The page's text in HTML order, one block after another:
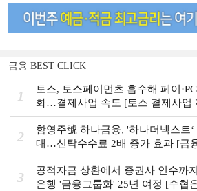
금융 BEST CLICK
1
토스, 토스페이먼츠 흡수해 페이
화…결제사업 속도 [토스 결제사업
2
함영주號 하나금융, '하나더넥스트
대…신탁수수료 2배 증가 효과 [금
비즈니스 돋보기]
3
공적자금 상환에서 증권사 인수까
은행 '금융그룹화' 25년 여정 [수협